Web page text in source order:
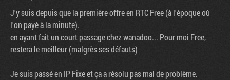
J'y suis depuis que la première offre en RTC Free (à l'époque où
l'on payé à la minute).
en ayant fait un court passage chez wanadoo... Pour moi Free,
restera le meilleur (malgrès ses défauts)
Je suis passé en IP Fixe et ça a résolu pas mal de problème.